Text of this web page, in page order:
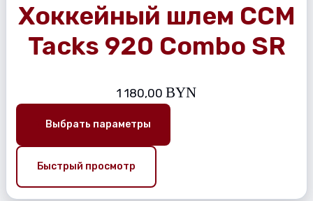
Хоккейный шлем CCM
Tacks 920 Combo SR
1 180,00 BYN
Выбрать параметры
Быстрый просмотр